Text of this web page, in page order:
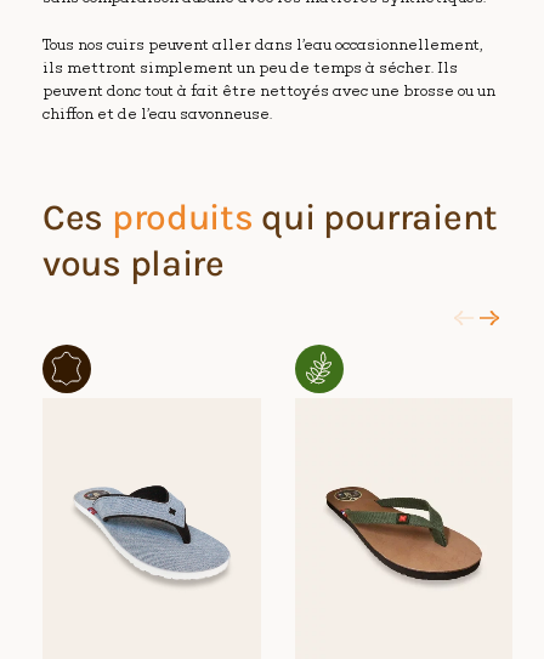
Tous nos cuirs peuvent aller dans l’eau occasionnellement,
ils mettront simplement un peu de temps à sécher. Ils
peuvent donc tout à fait être nettoyés avec une brosse ou un
chiffon et de l’eau savonneuse.
Ces produits qui pourraient
vous plaire